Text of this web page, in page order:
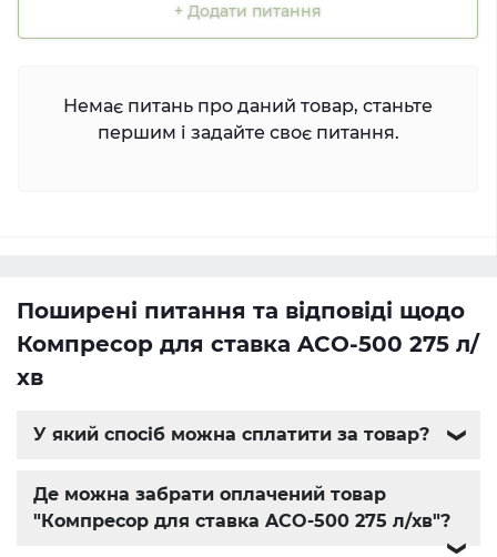
+ Додати питання
Немає питань про даний товар, станьте
першим і задайте своє питання.
Поширені питання та відповіді щодо
Компресор для ставка ACO-500 275 л/
хв
У який спосіб можна сплатити за товар? ❯
Де можна забрати оплачений товар
"Компресор для ставка ACO-500 275 л/хв"?
❯